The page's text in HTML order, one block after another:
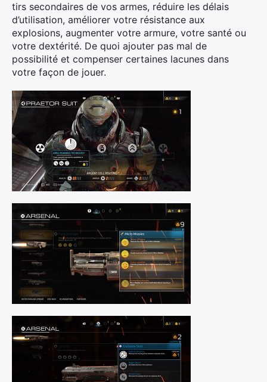
tirs secondaires de vos armes, réduire les délais
d’utilisation, améliorer votre résistance aux
explosions, augmenter votre armure, votre santé ou
votre dextérité. De quoi ajouter pas mal de
possibilité et compenser certaines lacunes dans
votre façon de jouer.